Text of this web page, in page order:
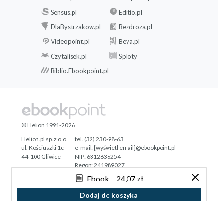
Ebook 24,07 zł
Dodaj do koszyka
Sensus.pl
Editio.pl
DlaBystrzakow.pl
Bezdroza.pl
Videopoint.pl
Beya.pl
Czytalisek.pl
Sploty
Biblio.Ebookpoint.pl
Tonik.pl
© Helion 1991-2026
Helion.pl sp. z o.o.
ul. Kościuszki 1c
44-100 Gliwice
tel. (32) 230-98-63
e-mail:[wyświetl email]@ebookpoint.pl
NIP: 6312636254
Regon: 241989027